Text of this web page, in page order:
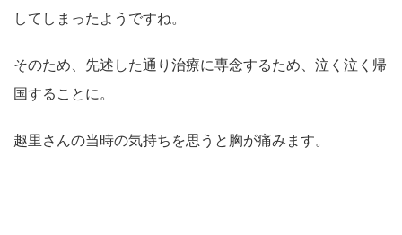
してしまったようですね。
そのため、先述した通り治療に専念するため、泣く泣く帰
国することに。
趣里さんの当時の気持ちを思うと胸が痛みます。